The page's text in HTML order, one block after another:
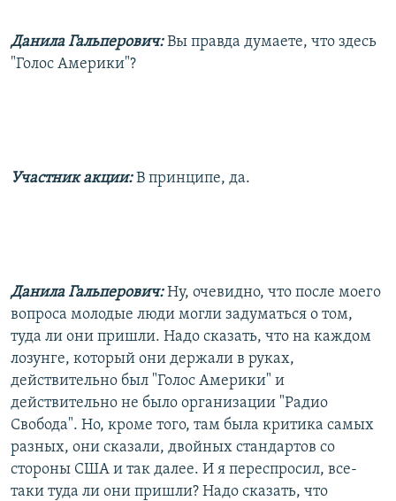
Данила Гальперович:Вы правда думаете, что здесь
"Голос Америки"?
Участник акции: В принципе, да.
Данила Гальперович: Ну, очевидно, что после моего
вопроса молодые люди могли задуматься о том,
туда ли они пришли. Надо сказать, что на каждом
лозунге, который они держали в руках,
действительно был "Голос Америки" и
действительно не было организации "Радио
Свобода". Но, кроме того, там была критика самых
разных, они сказали, двойных стандартов со
стороны США и так далее. И я переспросил, все-
таки туда ли они пришли? Надо сказать, что